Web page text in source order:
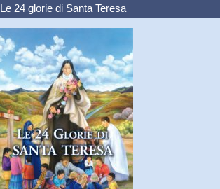
Le 24 glorie di Santa Teresa